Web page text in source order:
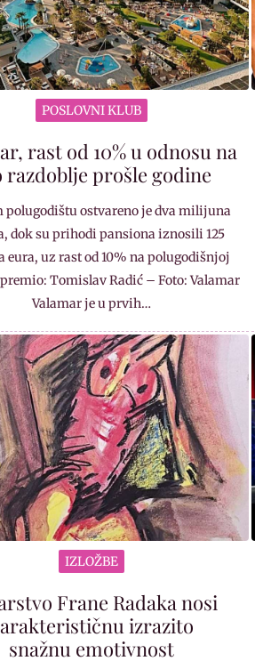
POSLOVNI KLUB
rast od 10% u odnosu na
razdoblje prošle godine
polugodištu ostvareno je dva milijuna
dok su prihodi pansiona iznosili 125
uz rast od 10% na polugodišnjoj
Tomislav Radić – Foto: Valamar
Valamar je u prvih…
IZLOŽBE
Frane Radaka nosi
izrazito
snažnu emotivnost